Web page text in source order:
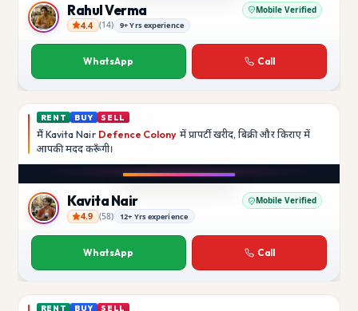
Rahul Verma
Rahul Verma Mobile Verified
4.4 (14) 9+ Yrs experience
WhatsApp Call
RENT BUY SELL
मैं Kavita Nair Defence Colony में प्रापर्टी खरीद, बिक्री और किराए में
आपकी मददकरूँगी।
Kavita Nair
Kavita Nair Mobile Verified
4.9 (58) 12+ Yrs experience
WhatsApp Call
RENT BUY SELL